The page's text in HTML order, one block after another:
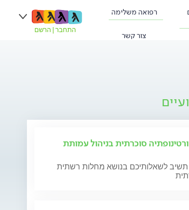
רפואה משלימה
צור קשר
התחבר הרשם
סוכרתית בניהול עמותת
תשיב לשאלותיכם בנושא מחלות רשתית